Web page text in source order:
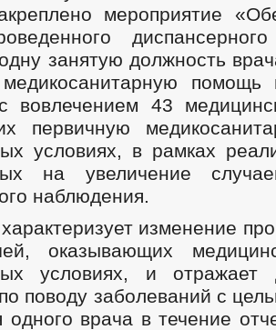
мероприятие
занятую должность
помощь
вовлечением 43
первичную
условиях, в рамках
на увеличение
наблюдения.
изменение
оказывающих
условиях, и отражает
поводу заболеваний с
одного врача в течение